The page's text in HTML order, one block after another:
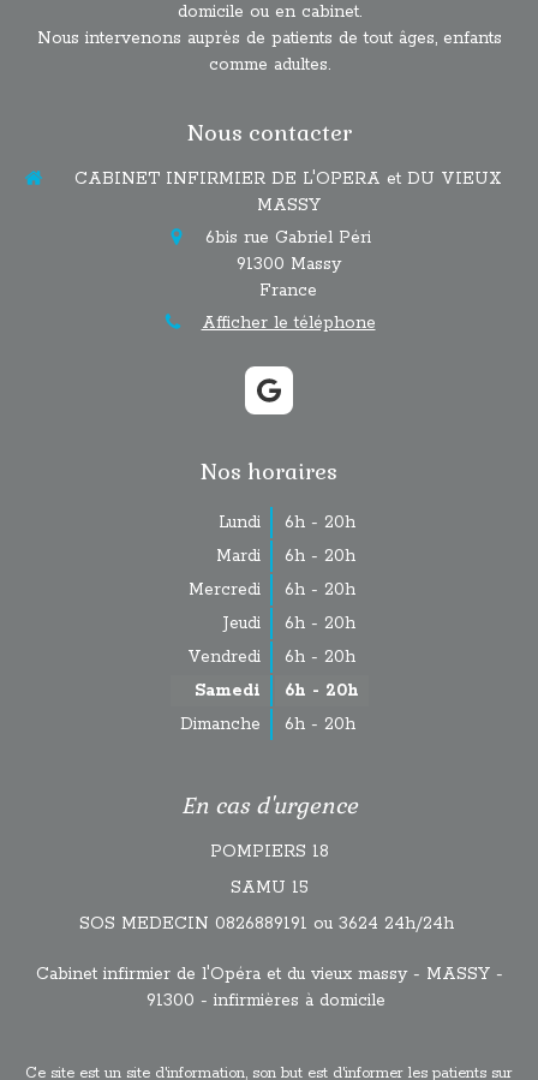
domicile ou en cabinet.
Nous intervenons auprès de patients de tout âges, enfants
comme adultes.
Nous contacter
CABINET INFIRMIER DE L'OPERA et DU VIEUX
MASSY
6bis rue Gabriel Péri
91300 Massy
France
Afficher le téléphone
Nos horaires
Lundi
6h - 20h
Mardi
6h - 20h
Mercredi
6h - 20h
Jeudi
6h - 20h
Vendredi
6h - 20h
Samedi
6h - 20h
Dimanche
6h - 20h
En cas d'urgence
POMPIERS 18
SAMU 15
SOS MEDECIN 0826889191 ou 3624 24h/24h
Cabinet infirmier de l'Opéra et du vieux massy - MASSY -
91300 - infirmières à domicile
Ce site est un site d'information, son but est d'informer les patients sur